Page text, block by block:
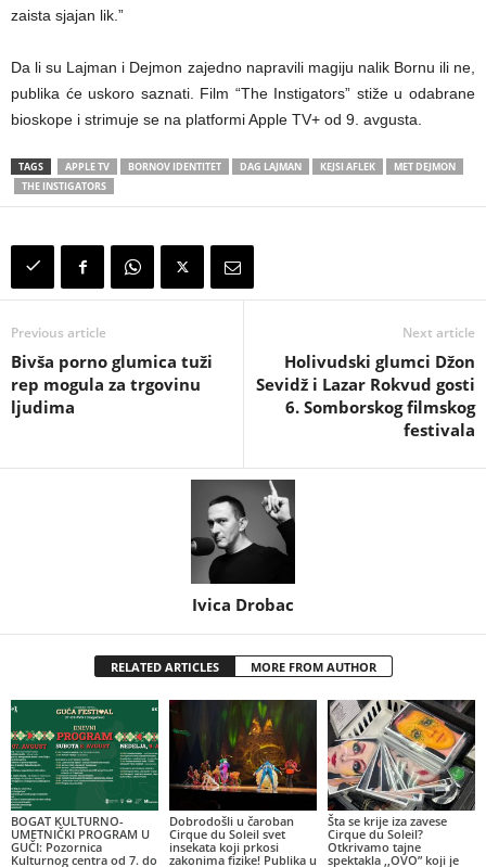
zaista sjajan lik.”
Da li su Lajman i Dejmon zajedno napravili magiju nalik Bornu ili ne,
publika će uskoro saznati. Film “The Instigators” stiže u odabrane
bioskope i strimuje se na platformi Apple TV+ od 9. avgusta.
TAGS APPLE TV BORNOV IDENTITET DAG LAJMAN KEJSI AFLEK
MET DEJMON
THE INSTIGATORS
Previous article
Bivša porno glumica tuži
rep mogula za trgovinu
ljudima
Next article
Holivudski glumci Džon
Sevidž i Lazar Rokvud gosti
6. Somborskog filmskog
festivala
Ivica Drobac
RELATED ARTICLES MORE FROM AUTHOR
BOGAT KULTURNO-
UMETNIČKI PROGRAM U
GUČI: Pozornica
Kulturnog centra od 7. do
Dobrodošli u čaroban
Cirque du Soleil svet
insekata koji prkosi
zakonima fizike! Publika u
Šta se krije iza zavese
Cirque du Soleil?
Otkrivamo tajne
spektakla ,,OVO” koji je